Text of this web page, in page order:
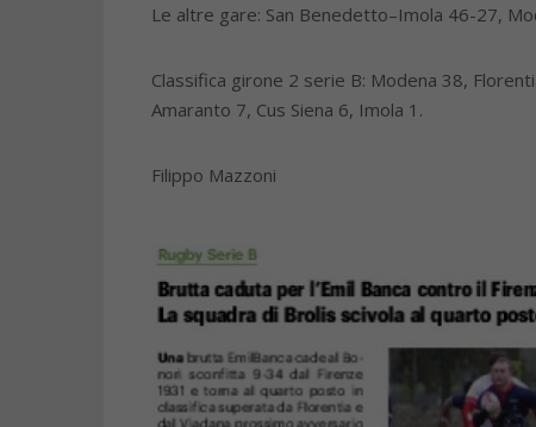
Le altre gare: San Benedetto–Imola 46-27,
Classifica girone 2 serie B: Modena 38,
Amaranto 7, Cus Siena 6, Imola 1.
Filippo Mazzoni